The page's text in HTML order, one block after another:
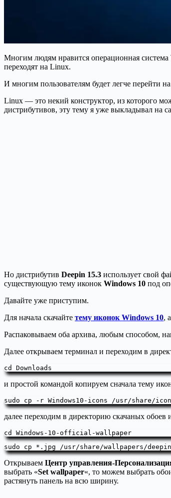
Многим людям нравится операционная система
переходят на Linux.
И многим пользователям будет легче перейти
Linux — это некий конструктор, из которого
дистрибутивов, эту тему я уже выкладывал на
Но дистрибутив Deepin 15.3 использует свой
существующую тему иконок Windows 10 под
Давайте уже приступим.
Для начала скачайте тему иконок Windows 10,
Распаковываем оба архива, любым способом,
Далее открываем терминал и переходим в
cd Downloads
и простой командой копируем сначала тему
sudo cp -r Windows10-icons /usr/share/
далее переходим в директорию скачаных обоев
cd Windows-10-official-wallpaper
sudo cp *.jpg /usr/share/wallpapers/
Открываем Центр управления-
выбрать «Set wallpaper«, то можем выбрать
растянуть панель на всю ширину.